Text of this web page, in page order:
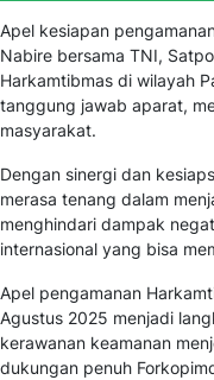
Apel kesiapan
Nabire bersama TNI,
Harkamtibmas di wilayah
tanggung jawab aparat,
masyarakat.
Dengan sinergi dan
merasa tenang dalam
menghindari dampak
internasional yang bisa
Apel pengamanan
Agustus 2025 menjadi
kerawanan keamanan
dukungan penuh